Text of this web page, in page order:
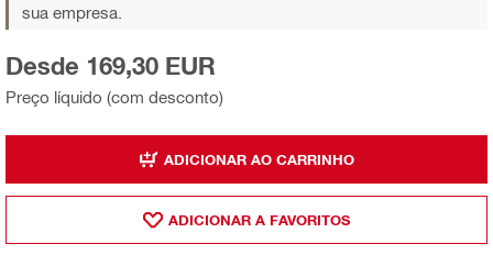
sua empresa.
Preço líquido (com desconto)
Desde 169,30 EUR
ADICIONAR AO CARRINHO
ADICIONAR A FAVORITOS